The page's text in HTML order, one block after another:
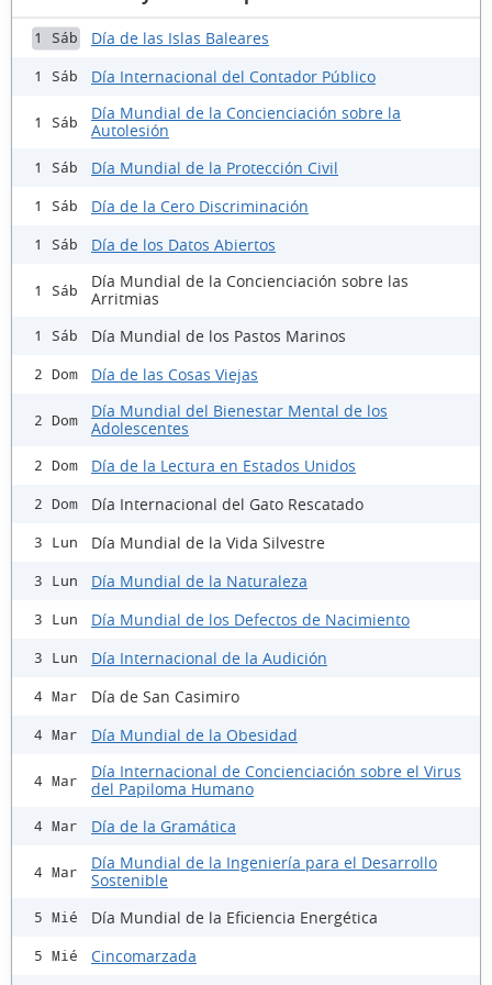
1 Sáb Día de las Islas Baleares
1 Sáb Día Internacional del Contador Público
1 Sáb
Día Mundial de la Concienciación sobre la
Autolesión
1 Sáb Día Mundial de la Protección Civil
1 Sáb Día de la Cero Discriminación
1 Sáb Día de los Datos Abiertos
1 Sáb
Día Mundial de la Concienciación sobre las
Arritmias
1 Sáb Día Mundial de los Pastos Marinos
2 Dom Día de las Cosas Viejas
2 Dom
Día Mundial del Bienestar Mental de los
Adolescentes
2 Dom Día de la Lectura en Estados Unidos
2 Dom Día Internacional del Gato Rescatado
3 Lun Día Mundial de la Vida Silvestre
3 Lun Día Mundial de la Naturaleza
3 Lun Día Mundial de los Defectos de Nacimiento
3 Lun Día Internacional de la Audición
4 Mar Día de San Casimiro
4 Mar Día Mundial de la Obesidad
4 Mar
Día Internacional de Concienciación sobre el Virus
del Papiloma Humano
4 Mar Día de la Gramática
4 Mar
Día Mundial de la Ingeniería para el Desarrollo
Sostenible
5 Mié Día Mundial de la Eficiencia Energética
5 Mié
Cincomarzada